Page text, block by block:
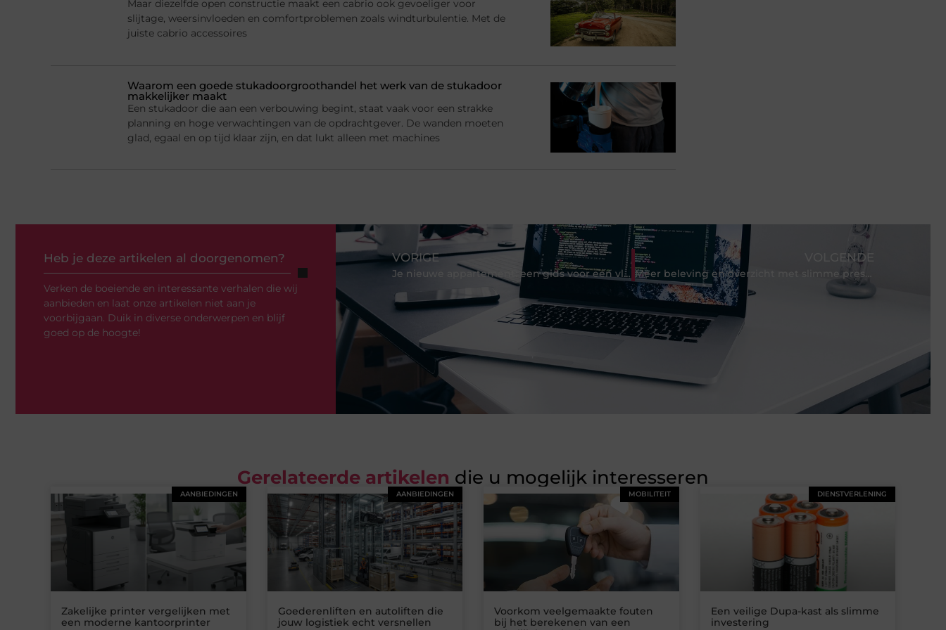
Maar diezelfde open constructie maakt een cabrio ook gevoeliger voor
slijtage, weersinvloeden en comfortproblemen zoals windturbulentie. Met de
juiste cabrio accessoires
Waarom een goede stukadoorgroothandel het werk van de stukadoor
makkelijker maakt
Een stukadoor die aan een verbouwing begint, staat vaak voor een strakke
planning en hoge verwachtingen van de opdrachtgever. De wanden moeten
glad, egaal en op tijd klaar zijn, en dat lukt alleen met machines
Heb je deze artikelen al doorgenomen?
Verken de boeiende en interessante verhalen die wij
aanbieden en laat onze artikelen niet aan je
voorbijgaan. Duik in diverse onderwerpen en blijf
goed op de hoogte!
VORIGE
Je nieuwe appartement: een gids voor een vlekkeloze verhuizing
VOLGENDE
Meer beleving en overzicht met slimme presentatieoplossingen
Gerelateerde artikelen die u mogelijk interesseren
AANBIEDINGEN
Zakelijke printer vergelijken met
een moderne kantoorprinter
AANBIEDINGEN
Goederenliften en autoliften die
jouw logistiek echt versnellen
MOBILITEIT
Voorkom veelgemaakte fouten
bij het berekenen van een
DIENSTVERLENING
Een veilige Dupa-kast als slimme
investering